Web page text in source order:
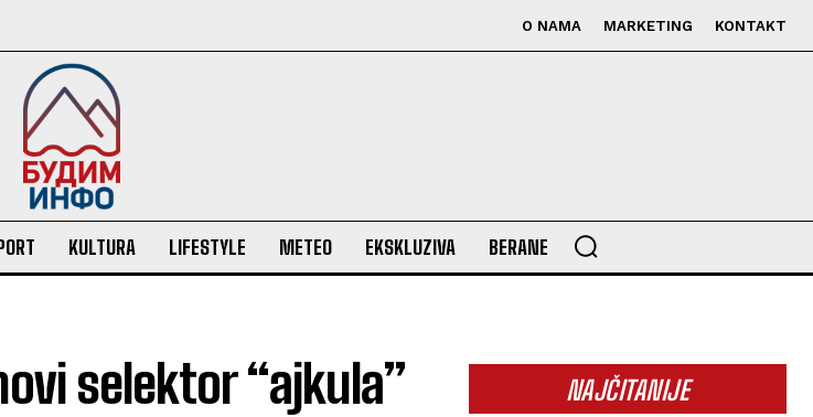
O NAMA MARKETING KONTAKT
KULTURA LIFESTYLE METEO EKSKLUZIVA BERANE
NAJČITANIJE
selektor “ajkula”